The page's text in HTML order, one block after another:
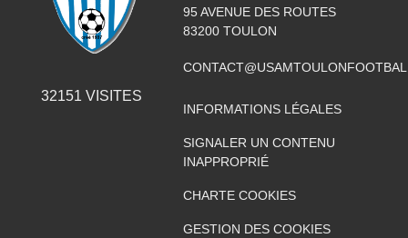
32151 VISITES
95 AVENUE DES ROUTES
83200 TOULON
INFORMATIONS LÉGALES
SIGNALER UN CONTENU
INAPPROPRIÉ
CHARTE COOKIES
GESTION DES COOKIES